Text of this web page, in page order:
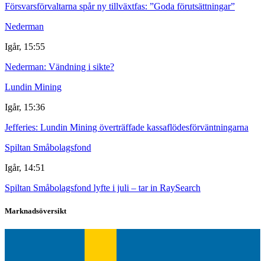
Försvarsförvaltarna spår ny tillväxtfas: ”Goda förutsättningar”
Nederman
Igår, 15:55
Nederman: Vändning i sikte?
Lundin Mining
Igår, 15:36
Jefferies: Lundin Mining överträffade kassaflödesförväntningarna
Spiltan Småbolagsfond
Igår, 14:51
Spiltan Småbolagsfond lyfte i juli – tar in RaySearch
Marknadsöversikt